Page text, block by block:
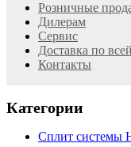
Розничные
Дилерам
Cервис
Доставка по
Контакты
Категории
Сплит системы